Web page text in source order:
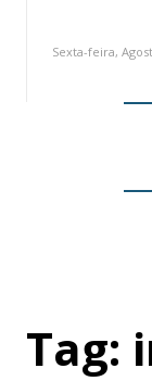
Sexta-feira,
Tag: